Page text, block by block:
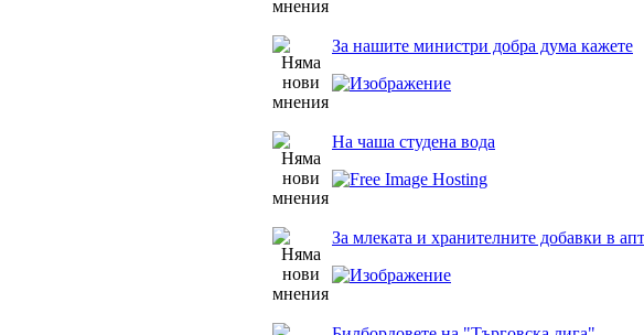
За нашите министри добра дума кажете
На чаша студена вода
За млеката и хранителните добавки в